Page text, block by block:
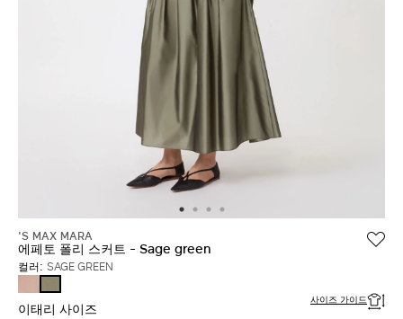
'S MAX MARA
에페토 폴리 스커트 - Sage green
컬러: SAGE GREEN
POWDER
GREEN
이태리 사이즈 사이즈 가이드